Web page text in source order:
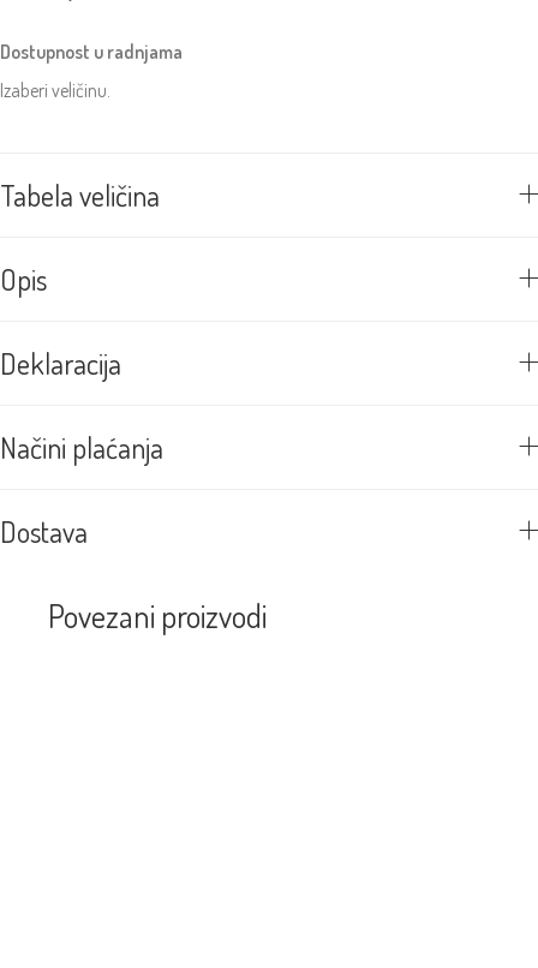
Dostupnost u radnjama
Izaberi veličinu.
Tabela veličina
Opis
Deklaracija
Načini plaćanja
Dostava
Povezani proizvodi